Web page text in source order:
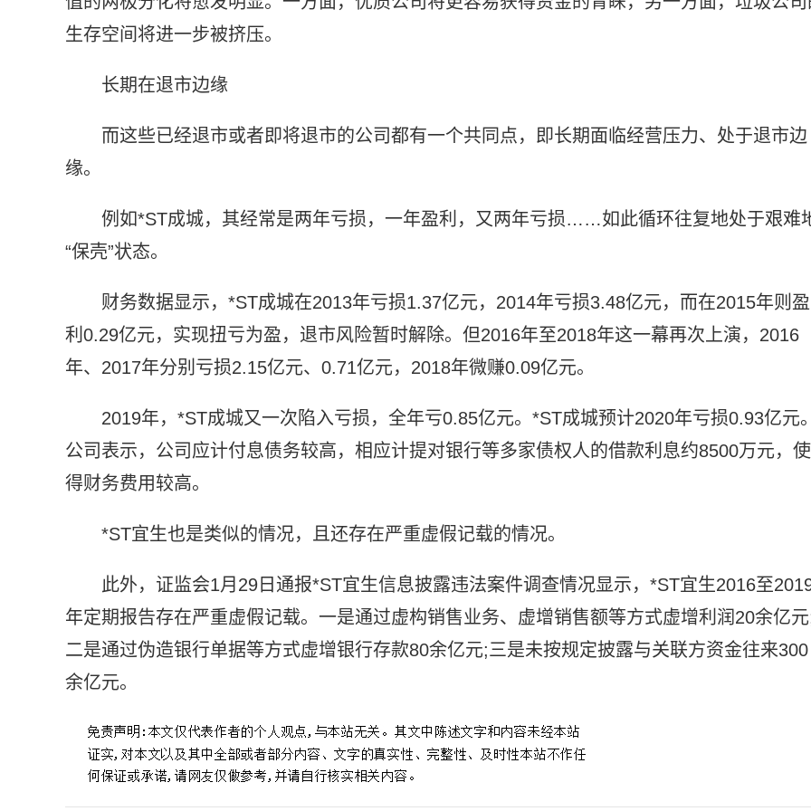
生存空间将进一步被挤压。
长期在退市边缘
而这些已经退市或者即将退市的公司都有一个共同点，即长期面临经营压力、处于退市边
缘。
例如*ST成城，其经常是两年亏损，一年盈利，又两年亏损……如此循环往复地处于艰难
“保壳”状态。
财务数据显示，*ST成城在2013年亏损1.37亿元，2014年亏损3.48亿元，而在2015年则盈
利0.29亿元，实现扭亏为盈，退市风险暂时解除。但2016年至2018年这一幕再次上演，2016
年、2017年分别亏损2.15亿元、0.71亿元，2018年微赚0.09亿元。
2019年，*ST成城又一次陷入亏损，全年亏0.85亿元。*ST成城预计2020年亏损0.93亿元
公司表示，公司应计付息债务较高，相应计提对银行等多家债权人的借款利息约8500万元，使
得财务费用较高。
*ST宜生也是类似的情况，且还存在严重虚假记载的情况。
此外，证监会1月29日通报*ST宜生信息披露违法案件调查情况显示，*ST宜生2016至
年定期报告存在严重虚假记载。一是通过虚构销售业务、虚增销售额等方式虚增利润20余亿
二是通过伪造银行单据等方式虚增银行存款80余亿元;三是未按规定披露与关联方资金往来300
余亿元。